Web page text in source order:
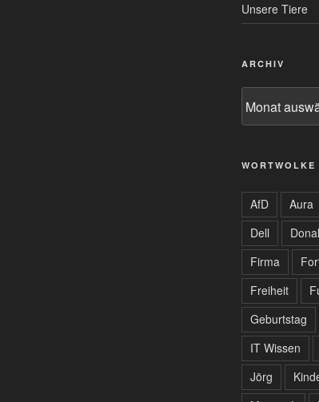
Unsere Tiere
ARCHIV
WORTWOLKE
AfD Aura
Dell
Firma
Freiheit
Geburtstag
IT Wissen
Jörg